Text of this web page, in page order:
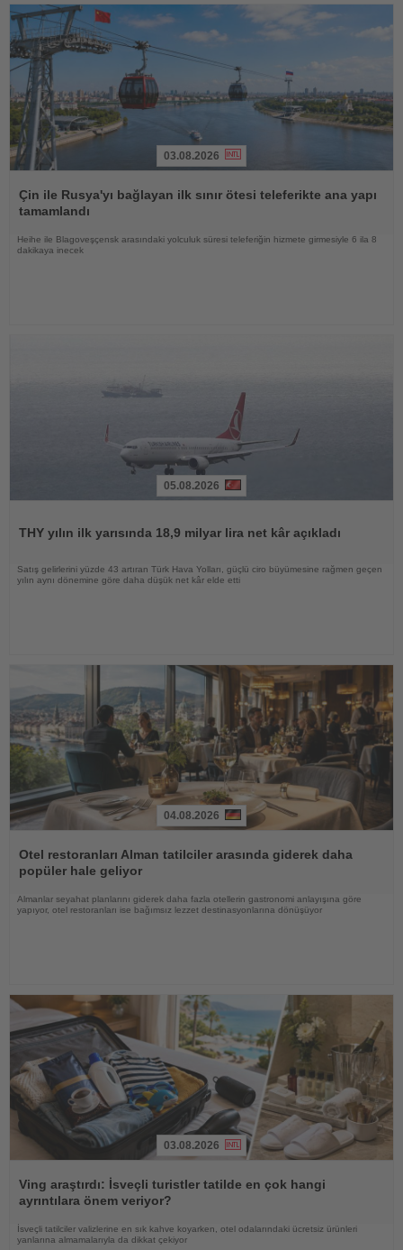
Oku
03.08.2026
Çin ile Rusya'yı bağlayan ilk sınır ötesi teleferikte ana yapı
tamamlandı
Heihe ile Blagoveşçensk arasındaki yolculuk süresi teleferiğin hizmete girmesiyle 6 ila 8
dakikaya inecek
05.08.2026
THY yılın ilk yarısında 18,9 milyar lira net kâr açıkladı
Satış gelirlerini yüzde 43 artıran Türk Hava Yolları, güçlü ciro büyümesine rağmen geçen
yılın aynı dönemine göre daha düşük net kâr elde etti
Oku
04.08.2026
Otel restoranları Alman tatilciler arasında giderek daha
popüler hale geliyor
Almanlar seyahat planlarını giderek daha fazla otellerin gastronomi anlayışına göre
yapıyor, otel restoranları ise bağımsız lezzet destinasyonlarına dönüşüyor
Oku
03.08.2026
Ving araştırdı: İsveçli turistler tatilde en çok hangi
ayrıntılara önem veriyor?
İsveçli tatilciler valizlerine en sık kahve koyarken, otel odalarındaki ücretsiz ürünleri
yanlarına almamalarıyla da dikkat çekiyor